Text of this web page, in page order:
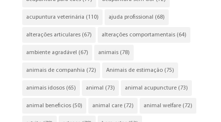
acupuntura veterinária (110) ajuda profissional (68)
alterações articulares(67) alterações comportamentais(64)
ambiente agradável (67) animais(78)
animais de companhia (72) Animais de estimação(75)
animais idosos(65) animal (73) animal acupuncture(73)
animal beneficios(50) animal care(72) animal welfare(72)